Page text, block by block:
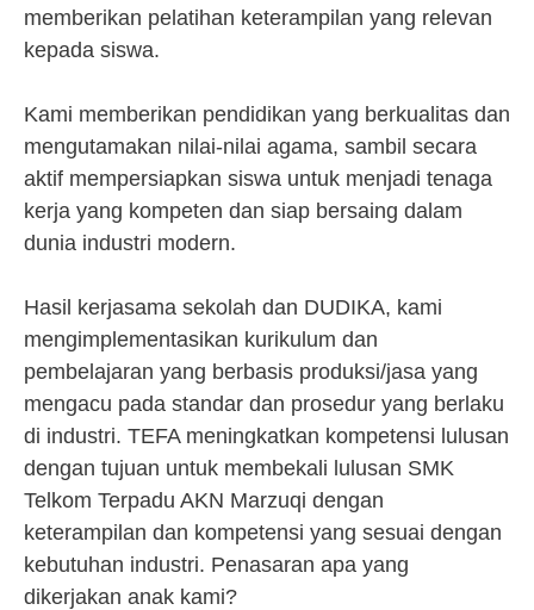
memberikan pelatihan keterampilan yang relevan
kepada siswa.
Kami memberikan pendidikan yang berkualitas dan
mengutamakan nilai-nilai agama, sambil secara
aktif mempersiapkan siswa untuk menjadi tenaga
kerja yang kompeten dan siap bersaing dalam
dunia industri modern.
Hasil kerjasama sekolah dan DUDIKA, kami
mengimplementasikan kurikulum dan
pembelajaran yang berbasis produksi/jasa yang
mengacu pada standar dan prosedur yang berlaku
di industri. TEFA meningkatkan kompetensi lulusan
dengan tujuan untuk membekali lulusan SMK
Telkom Terpadu AKN Marzuqi dengan
keterampilan dan kompetensi yang sesuai dengan
kebutuhan industri. Penasaran apa yang
dikerjakan anak kami?